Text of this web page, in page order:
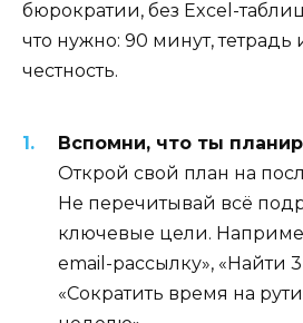
бюрократии, без Excel-
что нужно: 90 минут, тетрадь
честность.
Вспомни, что ты
Открой свой план на
Не перечитывай всё
ключевые цели.
email-рассылку», «Найти
«Сократить время на